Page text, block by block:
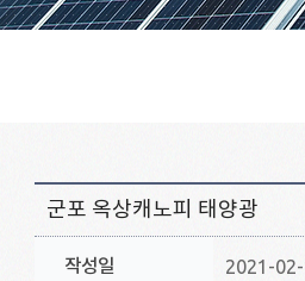
군포 옥상캐노피 태양광
작성일 2021-